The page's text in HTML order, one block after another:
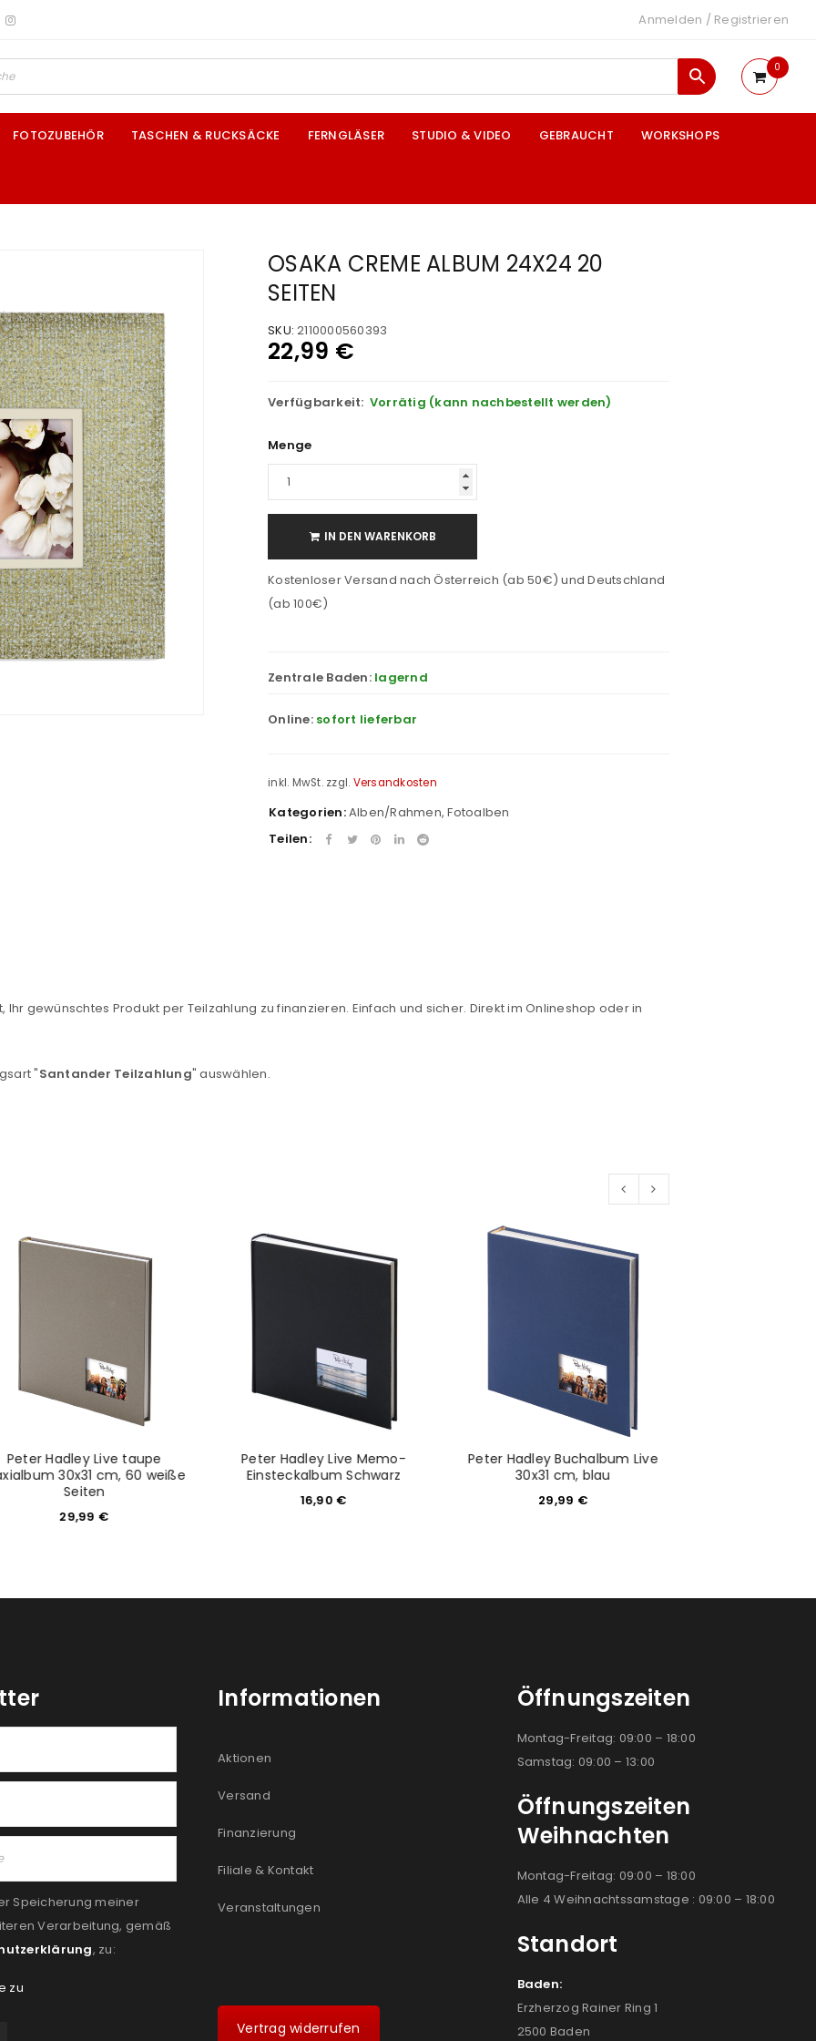
*
durchWP Captcha
E-Mail-Adresse
Please select all the ways you would like to hear from us
Ich stimme zu
Ja, ich möchte ein Kundenkonto eröffnen und akzeptiere die
Datenschutzerklärung. *
Anmelden / Registrieren
0
FOTOZUBEHÖR TASCHEN & RUCKSÄCKE FERNGLÄSER STUDIO & VIDEO GEBRAUCHT WORKSHOPS
OSAKA CREME ALBUM 24X24 20
SEITEN
SKU: 2110000560393
22,99 €
Verfügbarkeit: Vorrätig (kann nachbestellt werden)
Menge
IN DEN WARENKORB
Kostenloser Versand nach Österreich (ab 50€) und Deutschland
(ab 100€)
Zentrale Baden: lagernd
Online: sofort lieferbar
inkl. MwSt. zzgl. Versandkosten
Kategorien:Alben/Rahmen,Fotoalben
Teilen:
gewünschtes Produkt per Teilzahlung zu finanzieren. Einfach und sicher. Direkt im Onlineshop oder in
"Santander Teilzahlung" auswählen.
Peter Hadley Live taupe
30x31 cm, 60 weiße
Seiten
29,99 €
Peter Hadley Live Memo-
Einsteckalbum Schwarz
16,90€
Peter Hadley Buchalbum Live
30x31 cm, blau
29,99 €
Speicherung meiner
Verarbeitung, gemäß
, zu:
zu
Informationen
Aktionen
Versand
Finanzierung
Filiale & Kontakt
Veranstaltungen
Vertrag widerrufen
Öffnungszeiten
Montag-Freitag: 09:00 – 18:00
Samstag: 09:00 – 13:00
Öffnungszeiten
Weihnachten
Montag-Freitag: 09:00 – 18:00
Alle 4 Weihnachtssamstage : 09:00 – 18:00
Standort
Baden:
Erzherzog Rainer Ring 1
2500 Baden